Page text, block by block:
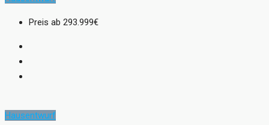
Preis ab 293.999€
Hausentwurf